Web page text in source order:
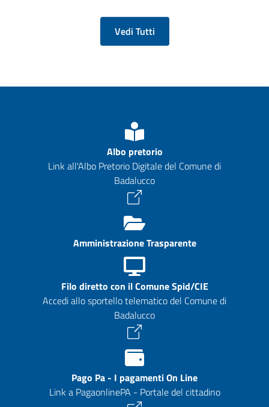
Vedi Tutti
Albo pretorio
Link all'Albo Pretorio Digitale del Comune di
Badalucco
Amministrazione Trasparente
Filo diretto con il Comune Spid/CIE
Accedi allo sportello telematico del Comune di
Badalucco
Pago Pa - I pagamenti On Line
Link a PagaonlinePA - Portale del cittadino